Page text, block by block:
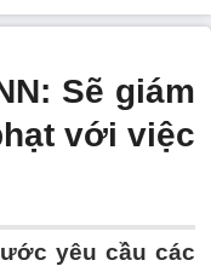
Sẽ giám
với việc
yêu cầu các